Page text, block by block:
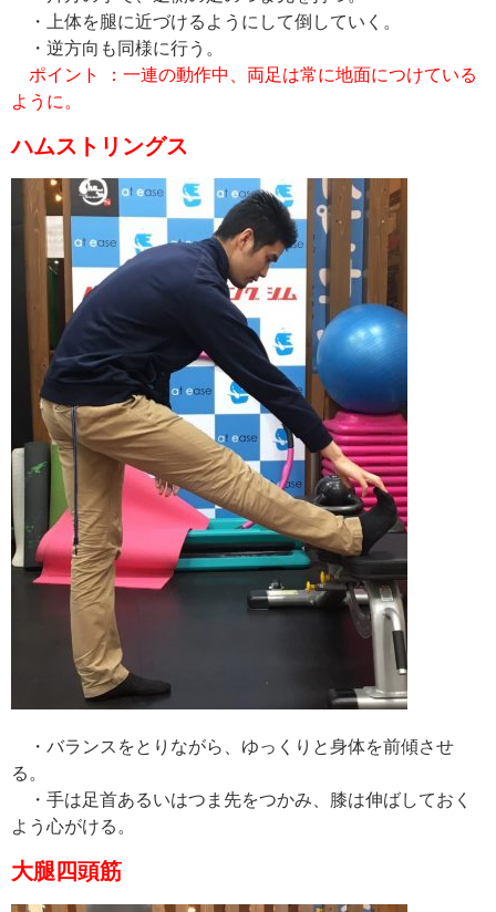
・上体を腿に近づけるようにして倒していく。
・逆方向も同様に行う。
ポイント ：一連の動作中、両足は常に地面につけている
ように。
ハムストリングス
・バランスをとりながら、ゆっくりと身体を前傾させ
る。
・手は足首あるいはつま先をつかみ、膝は伸ばしておく
よう心がける。
大腿四頭筋